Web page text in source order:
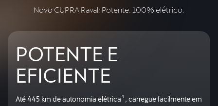
Novo CUPRA Raval: Potente. 100% elétrico.
POTENTE E
EFICIENTE
Até 445 km de autonomia elétrica 3 , carregue facilmente em